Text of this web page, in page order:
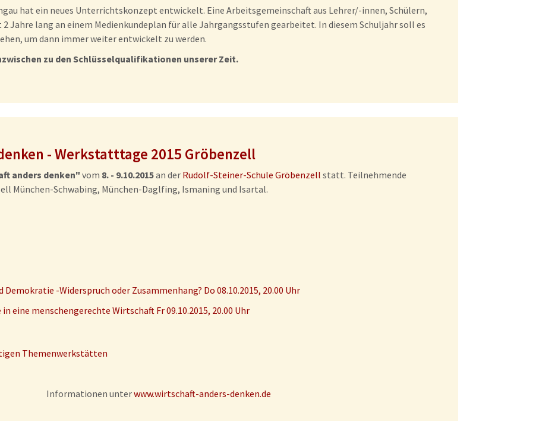
hat ein neues Unterrichtskonzept entwickelt. Eine Arbeitsgemeinschaft aus Lehrer/-innen, Schülern,
Jahre lang an einem Medienkundeplan für alle Jahrgangsstufen gearbeitet. In diesem Schuljahr soll es
um dann immer weiter entwickelt zu werden.
zu den Schlüsselqualifikationen unserer Zeit.
- Werkstatttage 2015 Gröbenzell
anders denken" vom 8. - 9.10.2015an der Rudolf-Steiner-Schule Gröbenzell statt. Teilnehmende
München-Schwabing, München-Daglfing, Ismaning und Isartal.
Demokratie -Widerspruch oder Zusammenhang? Do 08.10.2015, 20.00 Uhr
eine menschengerechte Wirtschaft Fr 09.10.2015, 20.00 Uhr
Themenwerkstätten
Informationen unterwww.wirtschaft-anders-denken.de